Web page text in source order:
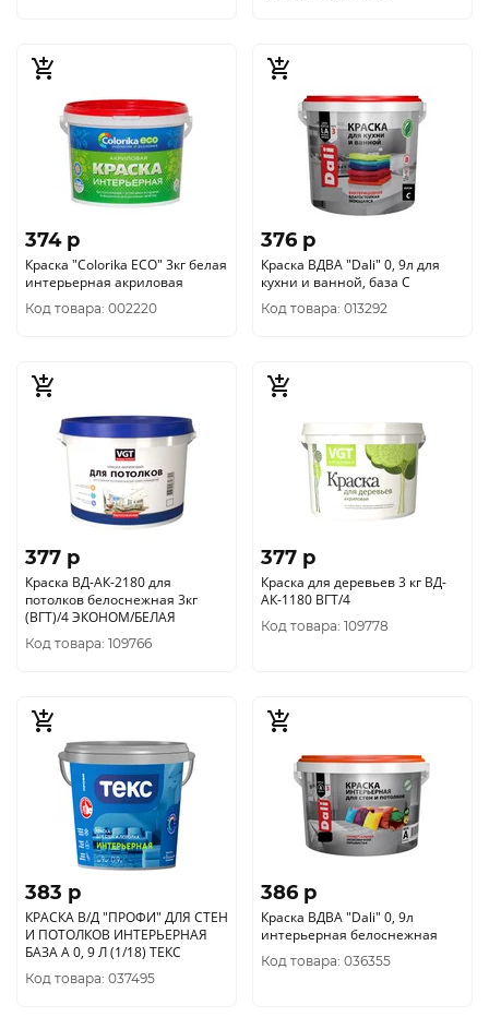
374 p
Краска "CoIorika ECO" 3кг белая
интерьерная акриловая
Код товара: 002220
376 p
Краска ВДВА "Dаli" 0, 9л для
кухни и ванной, база С
Код товара: 013292
377 p
Краска ВД-АК-2180 для
потолков белоснежная 3кг
(ВГТ)/4 ЭКОНОМ/БЕЛАЯ
Код товара: 109766
377 p
Краска для деревьев 3 кг ВД-
АК-1180 ВГТ/4
Код товара: 109778
383 p
КРАСКА В/Д "ПРОФИ" ДЛЯ СТЕН
И ПОТОЛКОВ ИНТЕРЬЕРНАЯ
БАЗА А 0, 9 Л (1/18) ТЕКС
Код товара: 037495
386 p
Краска ВДВА "Dаli" 0, 9л
интерьерная белоснежная
Код товара: 036355